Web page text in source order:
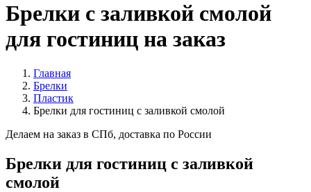
Брелки с заливкой смолой
для гостиниц на заказ
Главная
Брелки
Пластик
Брелки для гостиниц с заливкой смолой
Делаем на заказ в СПб, доставка по России
Брелки для гостиниц с заливкой
смолой